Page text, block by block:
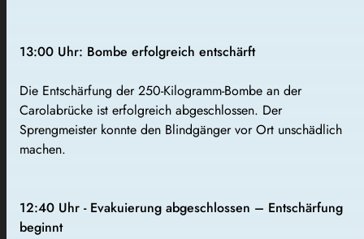
13:00 Uhr: Bombe erfolgreich entschärft
Die Entschärfung der 250-Kilogramm-Bombe an der
Carolabrücke ist erfolgreich abgeschlossen. Der
Sprengmeister konnte den Blindgänger vor Ort unschädlich
machen.
12:40 Uhr - Evakuierung abgeschlossen – Entschärfung
beginnt